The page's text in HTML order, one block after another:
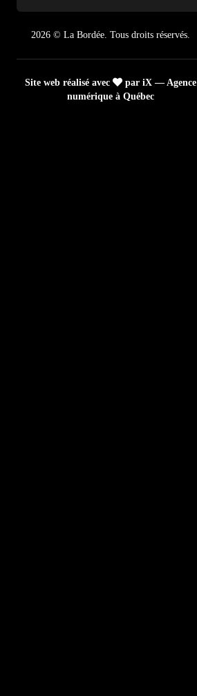
2026 © La Bordée. Tous droits réservés.
Site web réalisé avec
par iX — Agence
numérique à Québec